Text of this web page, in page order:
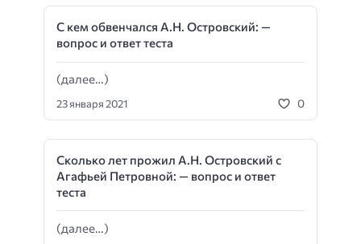
С кем обвенчался А.Н. Островский: —
вопрос и ответ теста
(далее…)
23 января 2021 0
Сколько лет прожил А.Н. Островский с
Агафьей Петровной: — вопрос и ответ
теста
(далее…)